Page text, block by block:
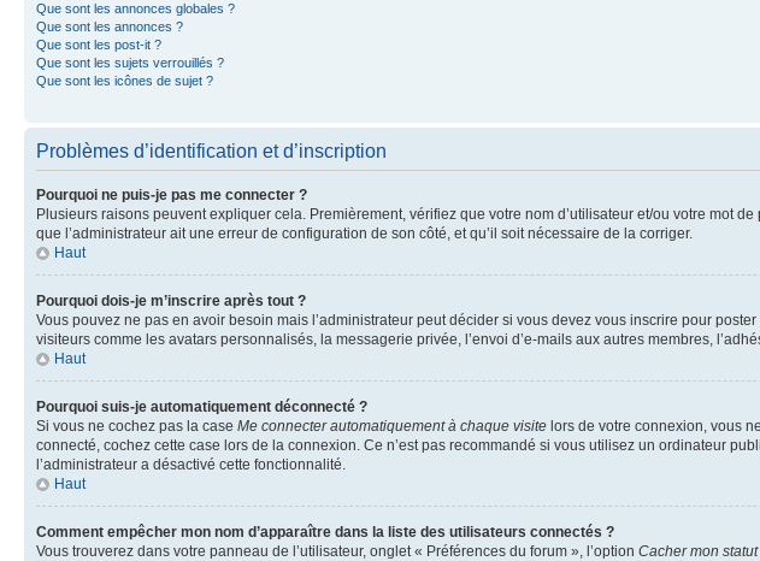
Que sont les annonces globales ?
Que sont les annonces ?
Que sont les post-it ?
Que sont les sujets verrouillés ?
Que sont les icônes de sujet ?
Problèmes d’identification et d’inscription
Pourquoi ne puis-je pas me connecter ?
Plusieurs raisons peuvent expliquer cela. Premièrement, vérifiez que votre nom d’utilisateur et/ou votre mot
que l’administrateur ait une erreur de configuration de son côté, et qu’il soit nécessaire de la corriger.
Haut
Pourquoi dois-je m’inscrire après tout ?
Vous pouvez ne pas en avoir besoin mais l’administrateur peut décider si vous devez vous inscrire pour
visiteurs comme les avatars personnalisés, la messagerie privée, l’envoi d’e-mails aux autres membres,
Haut
Pourquoi suis-je automatiquement déconnecté ?
Si vous ne cochez pas la case Me connecter automatiquement à chaque visite lors de votre connexion, vous
connecté, cochez cette case lors de la connexion. Ce n’est pas recommandé si vous utilisez un ordinateur
l’administrateur a désactivé cette fonctionnalité.
Haut
Comment empêcher mon nom d’apparaître dans la liste des utilisateurs connectés ?
Vous trouverez dans votre panneau de l’utilisateur, onglet « Préférences du forum », l’option Cacher mon